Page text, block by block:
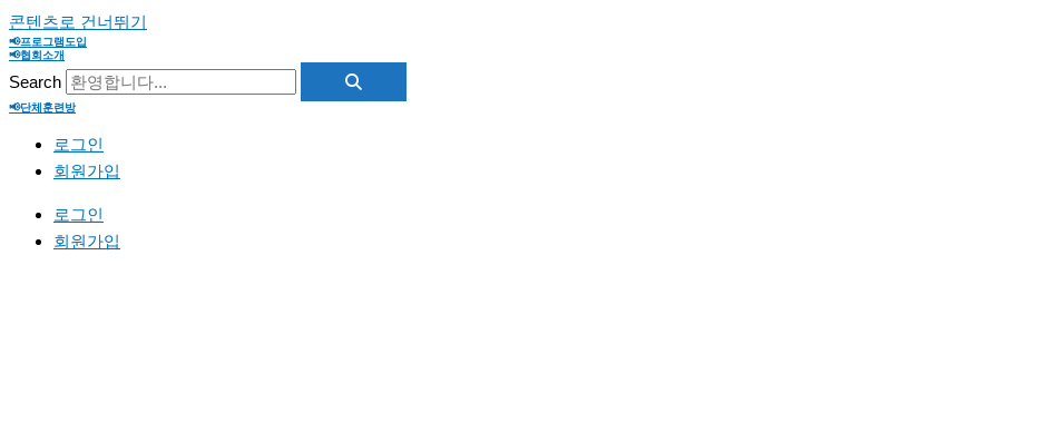
콘텐츠로 건너뛰기
📢프로그램도입
📢협회소개
Search
📢단체훈련방
로그인
회원가입
로그인
회원가입